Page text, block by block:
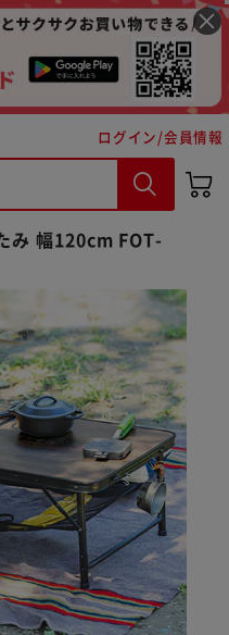
ログイン/会員情報
み 幅120cm FOT-
購入手続きへ